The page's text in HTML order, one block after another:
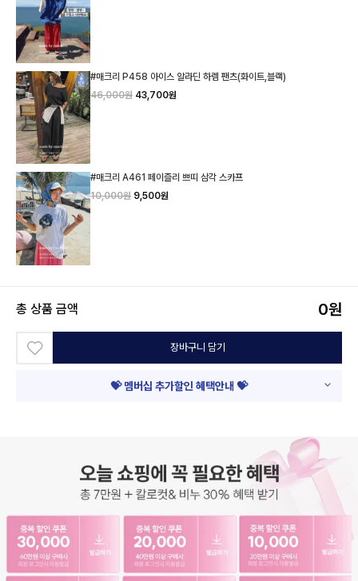
#매크리 P458 아이스 알라딘 하렘 팬츠(화이트,블랙)
46,000원 43,700원
#매크리 A461 페이즐리 쁘띠 삼각 스카프
10,000원 9,500원
총 상품 금액 0원
장바구니 담기
💝 멤버십 추가할인 혜택안내 💝